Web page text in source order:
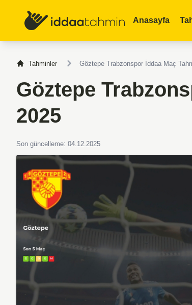
Anasayfa
Tahminler Göztepe Trabzonspor İddaa Maç
Göztepe
2025
Son güncelleme: 04.12.2025